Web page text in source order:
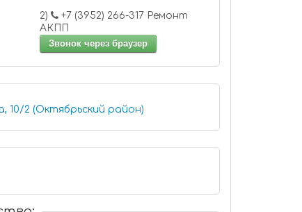
2)
+7 (3952) 266-317 Ремонт
АКПП
Звонок через браузер
10/2 (Октябрьский район)